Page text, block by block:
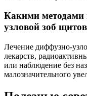
Какими методами
узловой зоб
Лечение диффузно-
лекарств,
или наблюдение без
малозначительного